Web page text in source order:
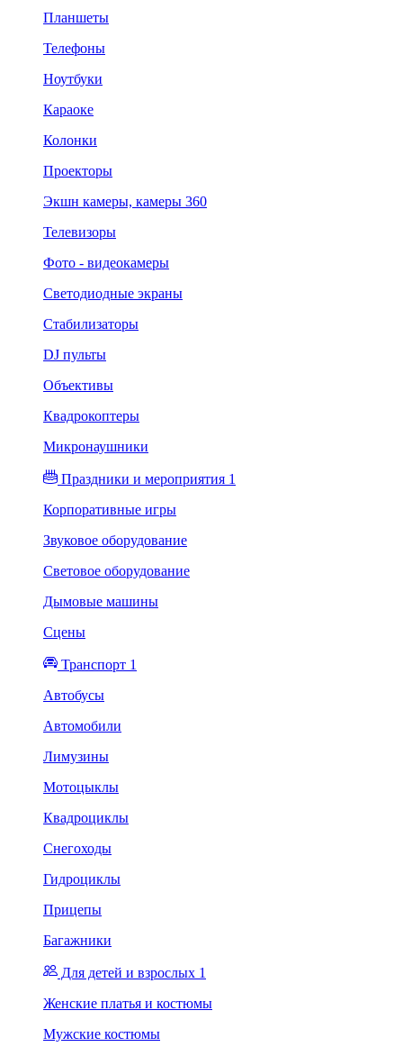
Планшеты
Телефоны
Ноутбуки
Караоке
Колонки
Проекторы
Экшн камеры, камеры 360
Телевизоры
Фото - видеокамеры
Светодиодные экраны
Стабилизаторы
DJ пульты
Объективы
Квадрокоптеры
Микронаушники
Праздники и мероприятия 1
Корпоративные игры
Звуковое оборудование
Световое оборудование
Дымовые машины
Сцены
Транспорт 1
Автобусы
Автомобили
Лимузины
Мотоцыклы
Квадроциклы
Снегоходы
Гидроциклы
Прицепы
Багажники
Для детей и взрослых 1
Женские платья и костюмы
Мужские костюмы